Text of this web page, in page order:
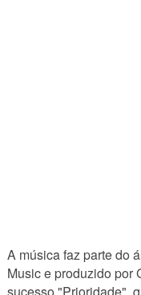
A música faz parte do
Music e produzido por